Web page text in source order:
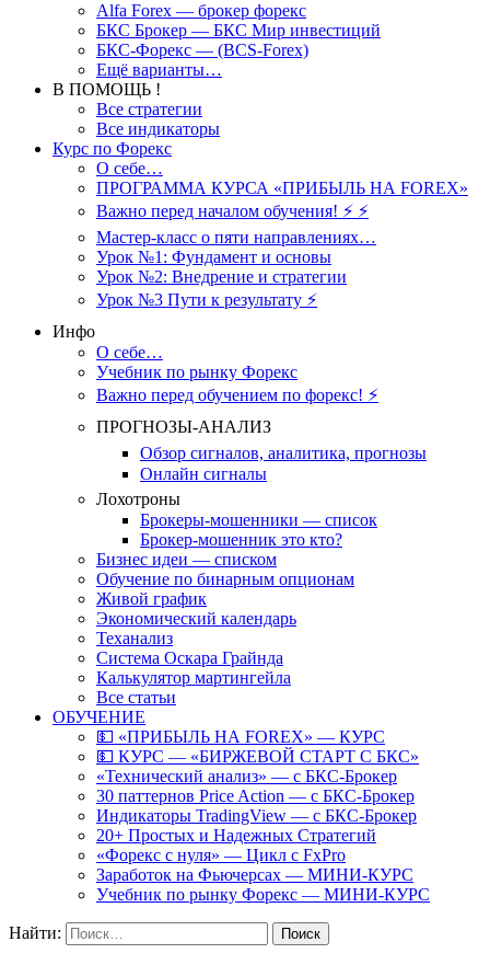
Alfa Forex — брокер форекс
БКС Брокер — БКС Мир инвестиций
БКС-Форекс — (BCS-Forex)
Ещё варианты…
В ПОМОЩЬ !
Все стратегии
Все индикаторы
Курс по Форекс
О себе…
ПРОГРАММА КУРСА «ПРИБЫЛЬ НА FOREX»
Важно перед началом обучения! ⚡ ⚡
Мастер-класс о пяти направлениях…
Урок №1: Фундамент и основы
Урок №2: Внедрение и стратегии
Урок №3 Пути к результату ⚡️
Инфо
О себе…
Учебник по рынку Форекс
Важно перед обучением по форекс! ⚡
ПРОГНОЗЫ-АНАЛИЗ
Обзор сигналов, аналитика, прогнозы
Онлайн сигналы
Лохотроны
Брокеры-мошенники — список
Брокер-мошенник это кто?
Бизнес идеи — списком
Обучение по бинарным опционам
Живой график
Экономический календарь
Теханализ
Система Оскара Грайнда
Калькулятор мартингейла
Все статьи
ОБУЧЕНИЕ
💵 «ПРИБЫЛЬ НА FOREX» — КУРС
💵 КУРС — «БИРЖЕВОЙ СТАРТ С БКС»
«Технический анализ» — с БКС-Брокер
30 паттернов Price Action — с БКС-Брокер
Индикаторы TradingView — с БКС-Брокер
20+ Простых и Надежных Стратегий
«Форекс с нуля» — Цикл с FxPro
Заработок на Фьючерсах — МИНИ-КУРС
Учебник по рынку Форекс — МИНИ-КУРС
Найти: